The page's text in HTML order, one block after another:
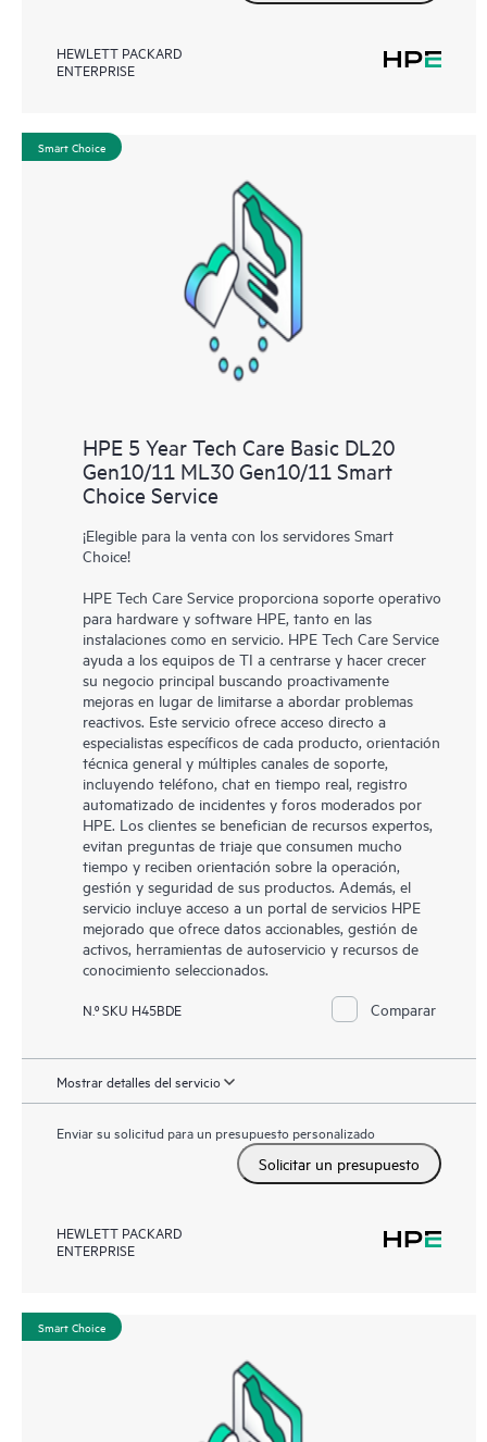
HEWLETT PACKARD
ENTERPRISE
Smart Choice
HPE 5 Year Tech Care Basic DL20
Gen10/11 ML30 Gen10/11 Smart
Choice Service
¡Elegible para la venta con los servidores Smart
Choice!
HPE Tech Care Service proporciona soporte operativo
para hardware y software HPE, tanto en las
instalaciones como en servicio. HPE Tech Care Service
ayuda a los equipos de TI a centrarse y hacer crecer
su negocio principal buscando proactivamente
mejoras en lugar de limitarse a abordar problemas
reactivos. Este servicio ofrece acceso directo a
especialistas específicos de cada producto, orientación
técnica general y múltiples canales de soporte,
incluyendo teléfono, chat en tiempo real, registro
automatizado de incidentes y foros moderados por
HPE. Los clientes se benefician de recursos expertos,
evitan preguntas de triaje que consumen mucho
tiempo y reciben orientación sobre la operación,
gestión y seguridad de sus productos. Además, el
servicio incluye acceso a un portal de servicios HPE
mejorado que ofrece datos accionables, gestión de
activos, herramientas de autoservicio y recursos de
conocimiento seleccionados.
N.º SKU H45BDE Comparar
Mostrar detalles del servicio
Enviar su solicitud para un presupuesto personalizado
Solicitar un presupuesto
HEWLETT PACKARD
ENTERPRISE
Smart Choice